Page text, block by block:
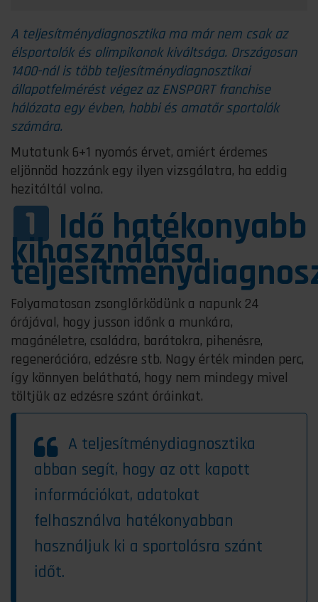
A teljesítménydiagnosztika ma már nem csak az
élsportolók és olimpikonok kiváltsága. Országosan
1400-nál is több teljesítménydiagnosztikai
állapotfelmérést végez az ENSPORT franchise
hálózata egy évben, hobbi és amatőr sportolók
számára.
Mutatunk 6+1 nyomós érvet, amiért érdemes
eljönnöd hozzánk egy ilyen vizsgálatra, ha eddig
hezitáltál volna.
Idő hatékonyabb
kihasználása
Folyamatosan zsonglőrködünk a napunk 24
órájával, hogy jusson időnk a munkára,
magánéletre, családra, barátokra, pihenésre,
regenerációra, edzésre stb. Nagy érték minden perc,
így könnyen belátható, hogy nem mindegy mivel
töltjük az edzésre szánt óráinkat.
A teljesítménydiagnosztika
abban segít, hogy az ott kapott
információkat, adatokat
felhasználva hatékonyabban
használjuk ki a sportolásra szánt
időt.